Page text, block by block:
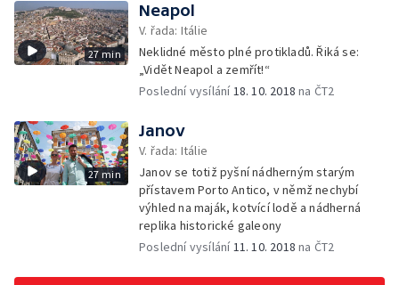
27 min
Neapol
V. řada: Itálie
Neklidné město plné protikladů. Řiká se:
„Vidět Neapol a zemřít!“
Poslední vysílání18. 10. 2018 na ČT2
27 min
Janov
V. řada: Itálie
Janov se totiž pyšní nádherným starým
přístavem Porto Antico, v němž nechybí
výhled na maják, kotvící lodě a nádherná
replika historické galeony
Poslední vysílání11. 10. 2018 na ČT2